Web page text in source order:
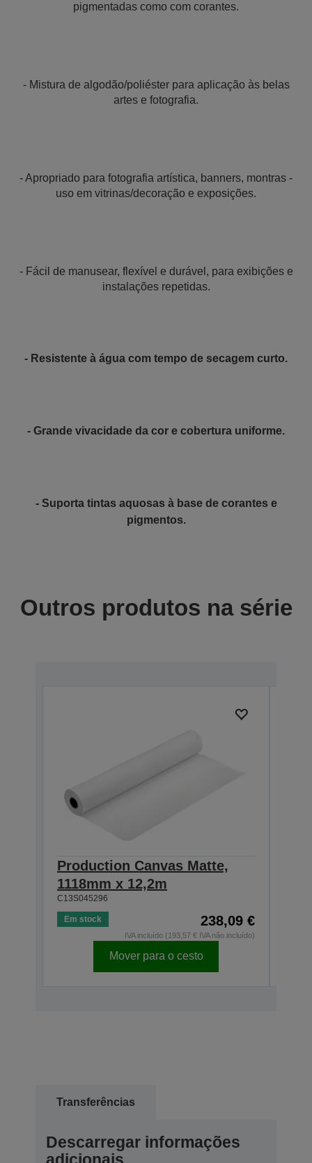
pigmentadas como com corantes.
- Mistura de algodão/poliéster para aplicação às belas
artes e fotografia.
- Apropriado para fotografia artística, banners, montras -
uso em vitrinas/decoração e exposições.
- Fácil de manusear, flexível e durável, para exibições e
instalações repetidas.
- Resistente à água com tempo de secagem curto.
- Grande vivacidade da cor e cobertura uniforme.
- Suporta tintas aquosas à base de corantes e
pigmentos.
Outros produtos na série
Production Canvas Matte,
1118mm x 12,2m
C13S045296
Em stock 238,09 €
IVA incluído (193,57 € IVA não incluído)
Mover para o cesto
Transferências
Descarregar informações